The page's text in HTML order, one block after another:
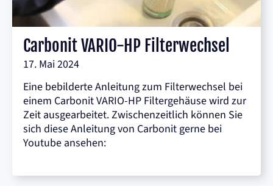
Carbonit VARIO-HP Filterwechsel
17. Mai 2024
Eine bebilderte Anleitung zum Filterwechsel bei
einem Carbonit VARIO-HP Filtergehäuse wird zur
Zeit ausgearbeitet. Zwischenzeitlich können Sie
sich diese Anleitung von Carbonit gerne bei
Youtube ansehen: